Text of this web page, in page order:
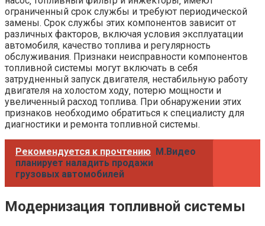
ограниченный срок службы и требуют периодической
замены. Срок службы этих компонентов зависит от
различных факторов‚ включая условия эксплуатации
автомобиля‚ качество топлива и регулярность
обслуживания. Признаки неисправности компонентов
топливной системы могут включать в себя
затрудненный запуск двигателя‚ нестабильную работу
двигателя на холостом ходу‚ потерю мощности и
увеличенный расход топлива. При обнаружении этих
признаков необходимо обратиться к специалисту для
диагностики и ремонта топливной системы.
Рекомендуется к прочтению М.Видео
планирует наладить продажи
грузовых автомобилей
Модернизация топливной системы